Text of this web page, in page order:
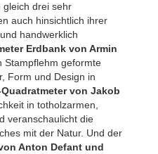
gleich drei sehr
auch hinsichtlich ihrer
handwerklich
Erdbank von Armin
Stampflehm geformte
Form und Design in
von Jakob
in totholzarmen,
veranschaulicht die
mit der Natur. Und der
Anton Defant und